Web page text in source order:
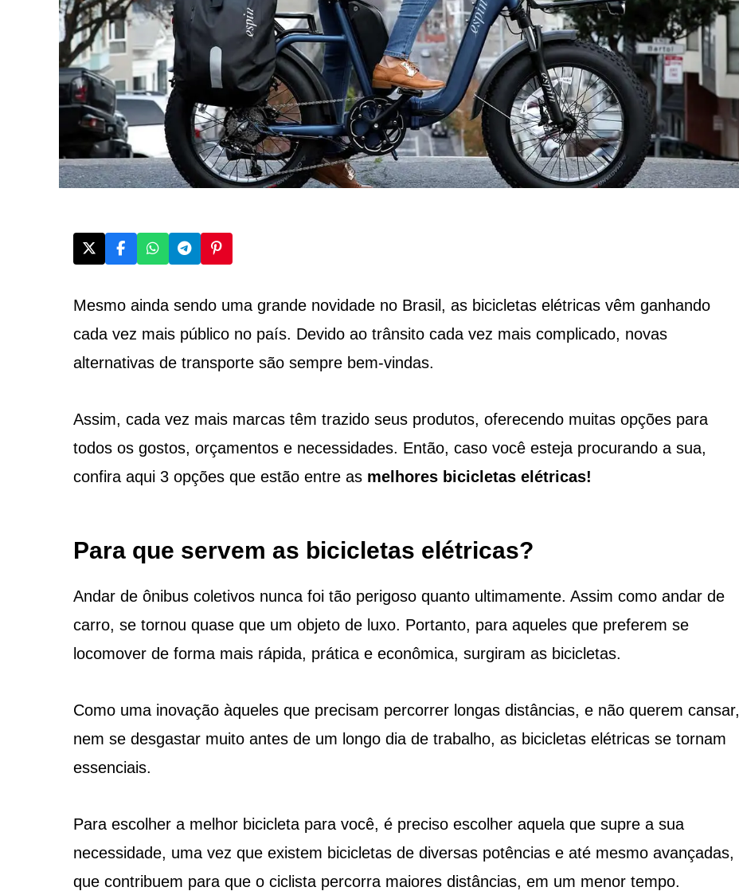
Mesmo ainda sendo uma grande novidade no Brasil, as bicicletas elétricas vêm ganhando
cada vez mais público no país. Devido ao trânsito cada vez mais complicado, novas
alternativas de transporte são sempre bem-vindas.
Assim, cada vez mais marcas têm trazido seus produtos, oferecendo muitas opções para
todos os gostos, orçamentos e necessidades. Então, caso você esteja procurando a sua,
confira aqui 3 opções que estão entre as melhores bicicletas elétricas!
Para que servem as bicicletas elétricas?
Andar de ônibus coletivos nunca foi tão perigoso quanto ultimamente. Assim como andar de
carro, se tornou quase que um objeto de luxo. Portanto, para aqueles que preferem se
locomover de forma mais rápida, prática e econômica, surgiram as bicicletas.
Como uma inovação àqueles que precisam percorrer longas distâncias, e não querem cansar,
nem se desgastar muito antes de um longo dia de trabalho, as bicicletas elétricas se tornam
essenciais.
Para escolher a melhor bicicleta para você, é preciso escolher aquela que supre a sua
necessidade, uma vez que existem bicicletas de diversas potências e até mesmo avançadas,
que contribuem para que o ciclista percorra maiores distâncias, em um menor tempo.